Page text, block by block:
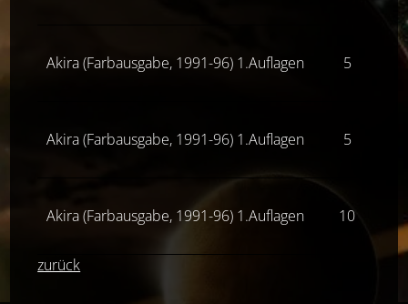
Akira (Farbausgabe, 1991-96) 1.Auflagen 5
Akira (Farbausgabe, 1991-96) 1.Auflagen 5
Akira (Farbausgabe, 1991-96) 1.Auflagen 10
zurück